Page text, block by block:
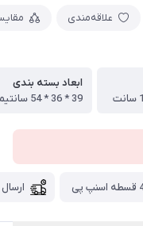
علاقه‌مندی
ابعاد بسته بندی
39 * 36 * 54 سانتیمتر